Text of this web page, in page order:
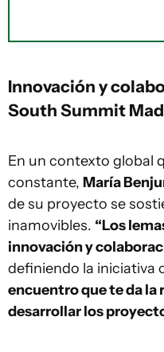
Innovación y
South Summit
En un contexto global
constante, María
de su proyecto se
inamovibles. “Los
innovación y
definiendo la iniciativa
encuentro que te da la
desarrollar los